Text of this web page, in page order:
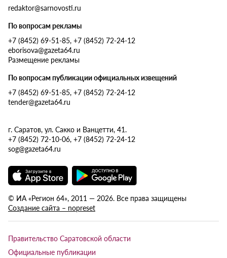
redaktor@sarnovosti.ru
По вопросам рекламы
+7 (8452) 69-51-85, +7 (8452) 72-24-12
eborisova@gazeta64.ru
Размещение рекламы
По вопросам публикации официальных извещений
+7 (8452) 69-51-85, +7 (8452) 72-24-12
tender@gazeta64.ru
г. Саратов, ул. Сакко и Ванцетти, 41.
+7 (8452) 72-10-06, +7 (8452) 72-24-12
sog@gazeta64.ru
© ИА «Регион 64», 2011 — 2026. Все права защищены
Создание сайта – nopreset
Правительство Саратовской области
Официальные публикации